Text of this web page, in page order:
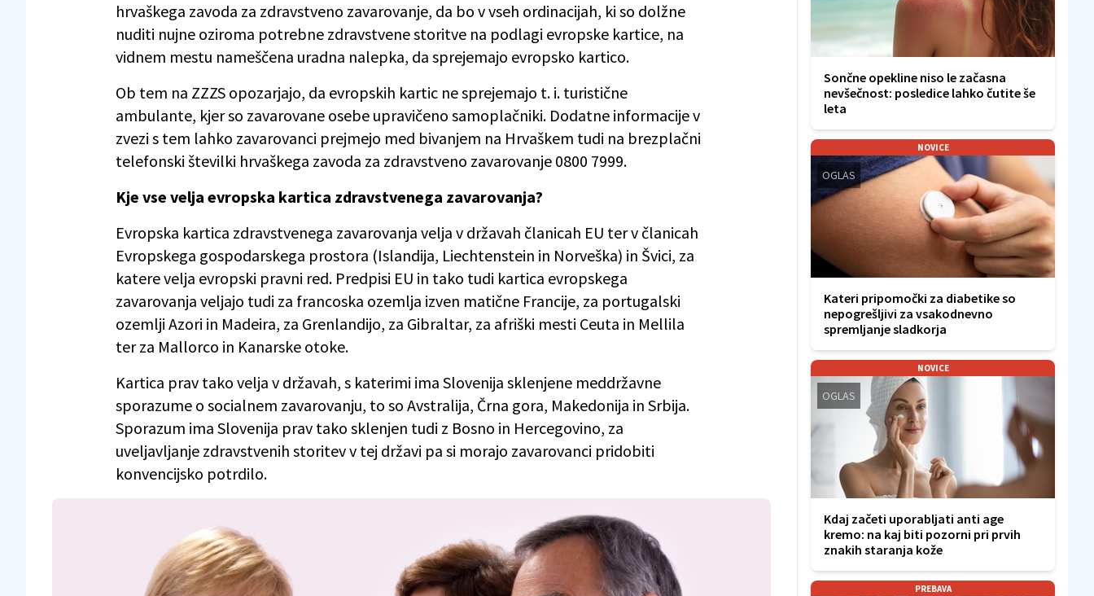
hrvaškega zavoda za zdravstveno zavarovanje, da bo v vseh ordinacijah, ki so dolžne
nuditi nujne oziroma potrebne zdravstvene storitve na podlagi evropske kartice, na
vidnem mestu nameščena uradna nalepka, da sprejemajo evropsko kartico.
Ob tem na ZZZS opozarjajo, da evropskih kartic ne sprejemajo t. i. turistične
ambulante, kjer so zavarovane osebe upravičeno samoplačniki. Dodatne informacije v
zvezi s tem lahko zavarovanci prejmejo med bivanjem na Hrvaškem tudi na brezplačni
telefonski številki hrvaškega zavoda za zdravstveno zavarovanje 0800 7999.
Kje vse velja evropska kartica zdravstvenega zavarovanja?
Evropska kartica zdravstvenega zavarovanja velja v državah članicah EU ter v članicah
Evropskega gospodarskega prostora (Islandija, Liechtenstein in Norveška) in Švici, za
katere velja evropski pravni red. Predpisi EU in tako tudi kartica evropskega
zavarovanja veljajo tudi za francoska ozemlja izven matične Francije, za portugalski
ozemlji Azori in Madeira, za Grenlandijo, za Gibraltar, za afriški mesti Ceuta in Mellila
ter za Mallorco in Kanarske otoke.
Kartica prav tako velja v državah, s katerimi ima Slovenija sklenjene meddržavne
sporazume o socialnem zavarovanju, to so Avstralija, Črna gora, Makedonija in Srbija.
Sporazum ima Slovenija prav tako sklenjen tudi z Bosno in Hercegovino, za
uveljavljanje zdravstvenih storitev v tej državi pa si morajo zavarovanci pridobiti
konvencijsko potrdilo.
Sončne opekline niso le začasna
nevšečnost: posledice lahko čutite še
leta
NOVICE
OGLAS
Kateri pripomočki za diabetike so
nepogrešljivi za vsakodnevno
spremljanje sladkorja
NOVICE
OGLAS
Kdaj začeti uporabljati anti age
kremo: na kaj biti pozorni pri prvih
znakih staranja kože
PREBAVA